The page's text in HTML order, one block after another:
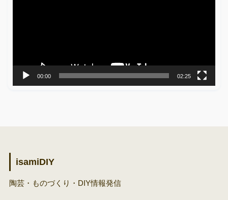
00:00 02:25
isamiDIY
陶芸・ものづくり・DIY情報発信